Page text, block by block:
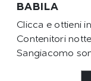
BABILA
Clicca e ottieni
Contenitori
Sangiacomo